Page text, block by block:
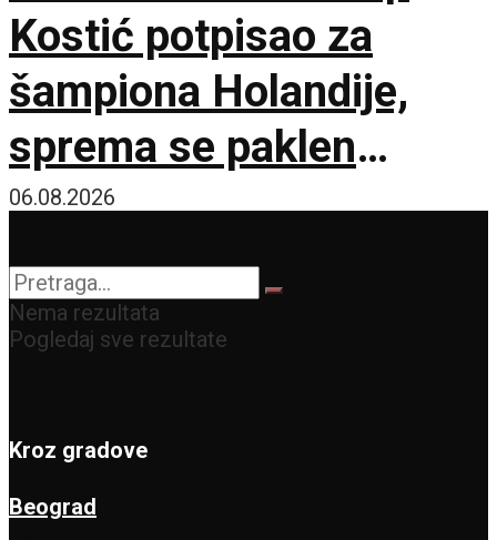
Kostić potpisao za
šampiona Holandije,
sprema se paklen
tandem na krilnim
pozicijama!
06.08.2026
Nema rezultata
Pogledaj sve rezultate
Kroz gradove
Beograd